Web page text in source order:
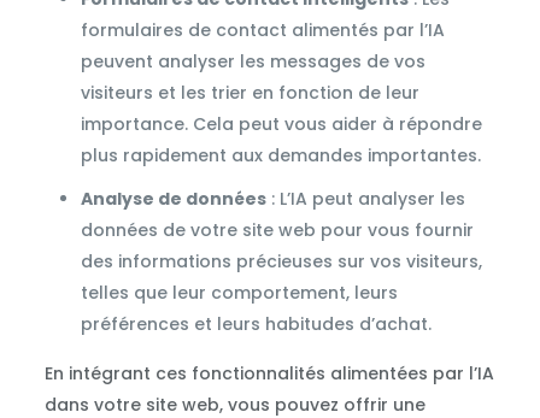
formulaires de contact alimentés par l’IA
peuvent analyser les messages de vos
visiteurs et les trier en fonction de leur
importance. Cela peut vous aider à répondre
plus rapidement aux demandes importantes.
Analyse de données: L’IA peut analyser les
données de votre site web pour vous fournir
des informations précieuses sur vos visiteurs,
telles que leur comportement, leurs
préférences et leurs habitudes d’achat.
En intégrant ces fonctionnalités alimentées par l’IA
dans votre site web, vous pouvez offrir une